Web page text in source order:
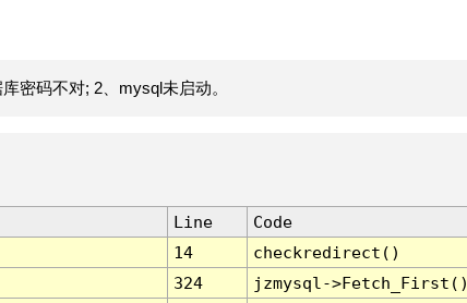
密码不对; 2、mysql未启动。
Line
Code
14
checkredirect()
324
jzmysql-